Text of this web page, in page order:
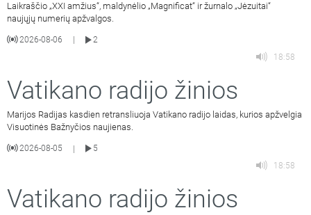
Laikraščio „XXI amžius“, maldynėlio „Magnificat“ ir žurnalo „Jėzuitai“
naujųjų numerių apžvalgos.
2026-08-06
2
18:58
Vatikano radijo žinios
Marijos Radijas kasdien retransliuoja Vatikano radijo laidas, kurios apžvelgia
Visuotinės Bažnyčios naujienas.
2026-08-05 |
5
18:58
Vatikano radijo žinios